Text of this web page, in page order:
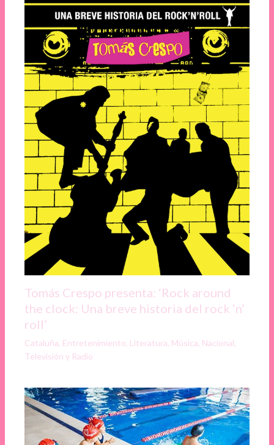
Tomás Crespo presenta: ‘Rock around
the clock: Una breve historia del rock ‘n’
roll’
Cataluña, Entretenimiento, Literatura, Música, Nacional,
Televisión y Radio